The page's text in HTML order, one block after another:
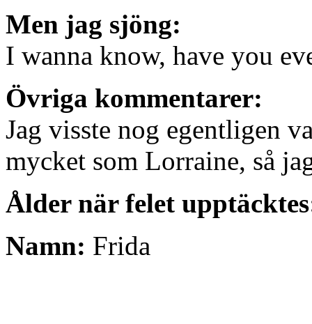
Men jag sjöng:
I wanna know, have you
Övriga kommentarer:
Jag visste nog egentligen
mycket som Lorraine, så
Ålder när felet
Namn: Frida